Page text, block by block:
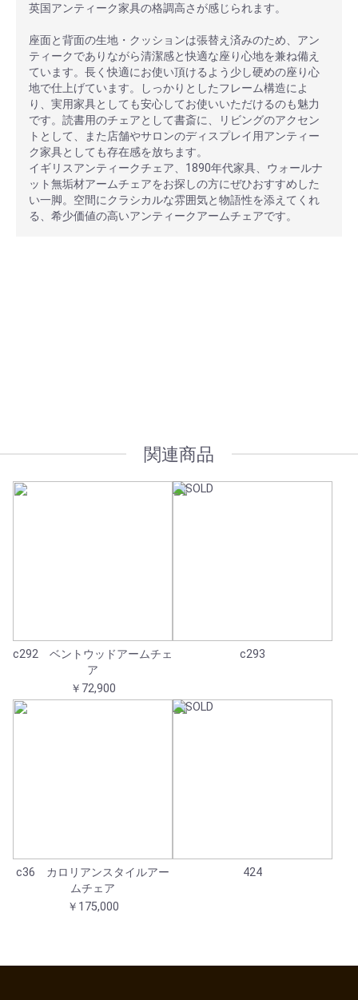
英国アンティーク家具の格調高さが感じられます。
座面と背面の生地・クッションは張替え済みのため、アン
ティークでありながら清潔感と快適な座り心地を兼ね備え
ています。長く快適にお使い頂けるよう少し硬めの座り心
地で仕上げています。しっかりとしたフレーム構造によ
り、実用家具としても安心してお使いいただけるのも魅力
です。読書用のチェアとして書斎に、リビングのアクセン
トとして、また店舗やサロンのディスプレイ用アンティー
ク家具としても存在感を放ちます。
イギリスアンティークチェア、1890年代家具、ウォールナ
ット無垢材アームチェアをお探しの方にぜひおすすめした
い一脚。空間にクラシカルな雰囲気と物語性を添えてくれ
る、希少価値の高いアンティークアームチェアです。
関連商品
c292 ベントウッドアームチェ
ア
￥72,900
c293
c36 カロリアンスタイルアー
ムチェア
￥175,000
424